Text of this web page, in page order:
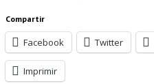
Compartir
Facebook Twitter
Imprimir